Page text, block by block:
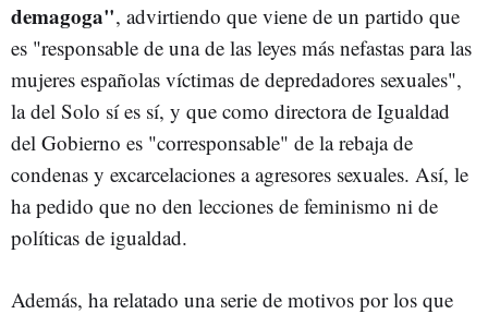
demagoga", advirtiendo que viene de un partido que
es "responsable de una de las leyes más nefastas para las
mujeres españolas víctimas de depredadores sexuales",
la del Solo sí es sí, y que como directora de Igualdad
del Gobierno es "corresponsable" de la rebaja de
condenas y excarcelaciones a agresores sexuales. Así, le
ha pedido que no den lecciones de feminismo ni de
políticas de igualdad.
Además, ha relatado una serie de motivos por los que